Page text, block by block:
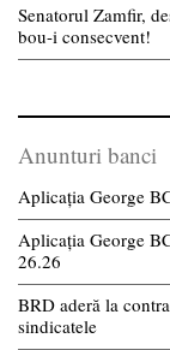
Senatorul Zamfir,
bou-i consecvent!
Anunturi banci
Aplicația George
Aplicația George
26.26
BRD aderă la
sindicatele